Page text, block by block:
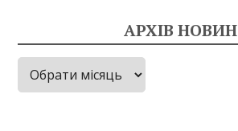
АРХІВ НОВИН
Архів
новин